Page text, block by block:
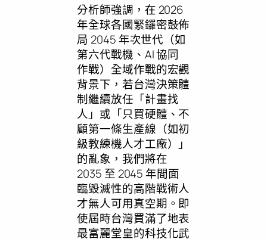
分析師強調，在 2026
年全球各國緊鑼密鼓佈
局 2045 年次世代（如
第六代戰機、AI 協同
作戰）全域作戰的宏觀
背景下，若台灣決策體
制繼續放任「計畫找
人」或「只買硬體、不
顧第一條生產線（如初
級教練機人才工廠）」
的亂象，我們將在
2035 至 2045 年間面
臨毀滅性的高階戰術人
才無人可用真空期。即
使屆時台灣買滿了地表
最富麗堂皇的科技化武